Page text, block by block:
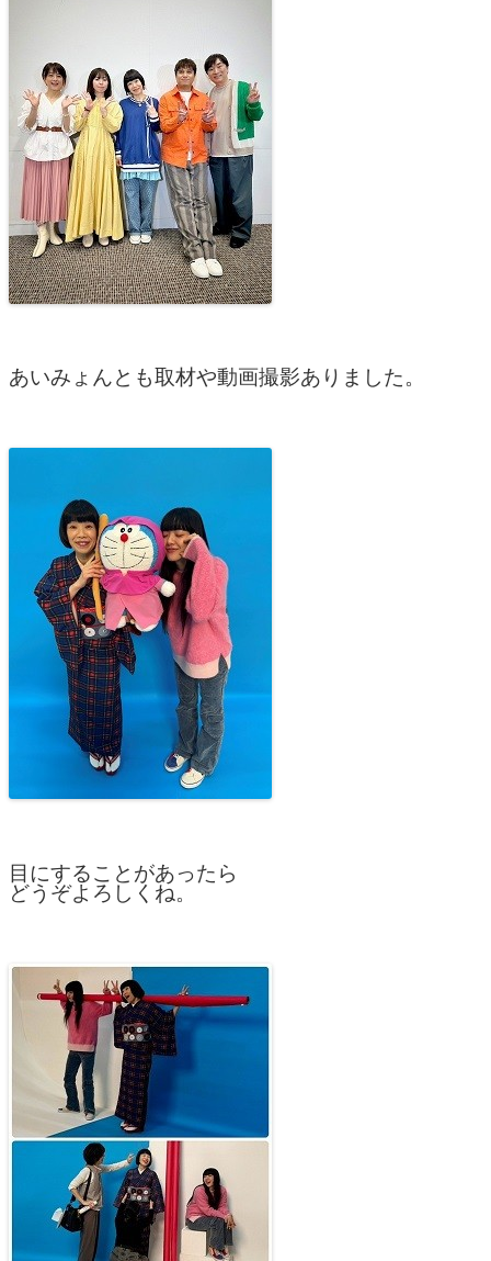
あいみょんとも取材や動画撮影ありました。
目にすることがあったら
どうぞよろしくね。